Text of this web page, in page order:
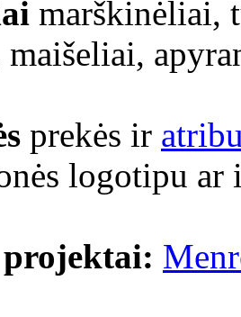
marškinėliai,
prekės ir
logotipu